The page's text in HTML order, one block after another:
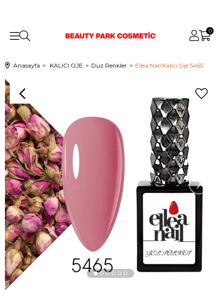
0
Anasayfa KALICI OJE Düz Renkler Ellea Nail Kalıcı Oje 5465
›